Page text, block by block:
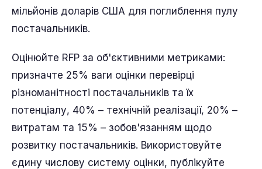
мільйонів доларів США для поглиблення пулу
постачальників.
Оцінюйте RFP за об'єктивними метриками:
призначте 25% ваги оцінки перевірці
різноманітності постачальників та їх
потенціалу, 40% – технічній реалізації, 20% –
витратам та 15% – зобов'язанням щодо
розвитку постачальників. Використовуйте
єдину числову систему оцінки, публікуйте